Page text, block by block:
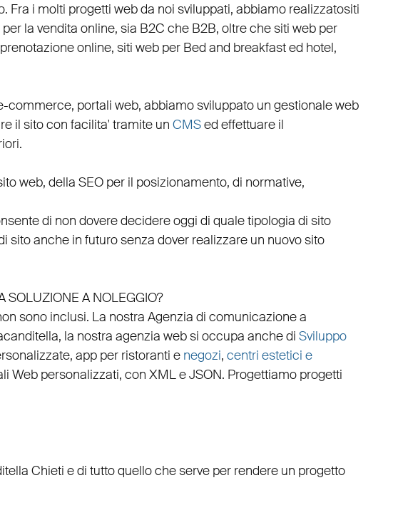
i molti progetti web da noi sviluppati, abbiamo realizzatositi
per la vendita online, sia B2C che B2B, oltre chesiti web per
prenotazione online, siti web per Bed and breakfast ed hotel,
commerce, portali web, abbiamo sviluppato un gestionale web
il sito con facilita' tramite un CMSed effettuare il
web, della SEOper il posizionamento, di normative,
di non dovere decidere oggi di quale tipologia di sito
sito anche in futuro senza dover realizzare un nuovo sito
SOLUZIONE A NOLEGGIO?
sono inclusi. La nostra Agenzia di comunicazione a
la nostra agenzia websi occupa anche di Sviluppo
, app per ristoranti e negozi, centri estetici e
Web personalizzati, con XMLeJSON. Progettiamo progetti
Chieti e di tutto quello che serve per rendere un progetto